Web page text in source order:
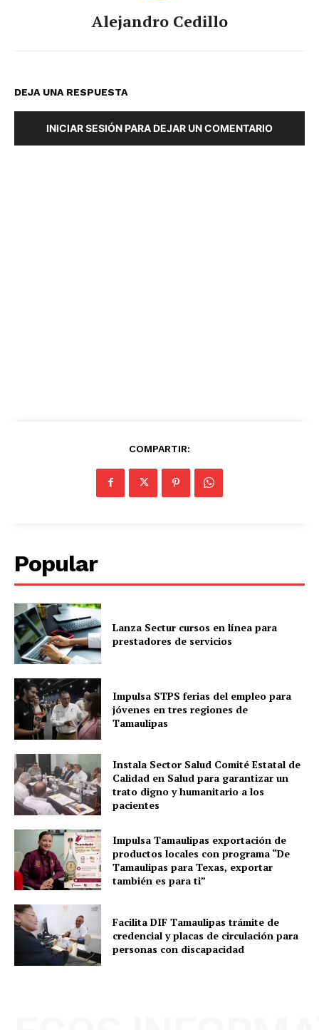
Alejandro Cedillo
DEJA UNA RESPUESTA
INICIAR SESIÓN PARA DEJAR UN COMENTARIO
COMPARTIR:
Popular
Lanza Sectur cursos en línea para
prestadores de servicios
Impulsa STPS ferias del empleo para
jóvenes en tres regiones de
Tamaulipas
Instala Sector Salud Comité Estatal de
Calidad en Salud para garantizar un
trato digno y humanitario a los
pacientes
Impulsa Tamaulipas exportación de
productos locales con programa “De
Tamaulipas para Texas, exportar
también es para ti”
Facilita DIF Tamaulipas trámite de
credencial y placas de circulación para
personas con discapacidad